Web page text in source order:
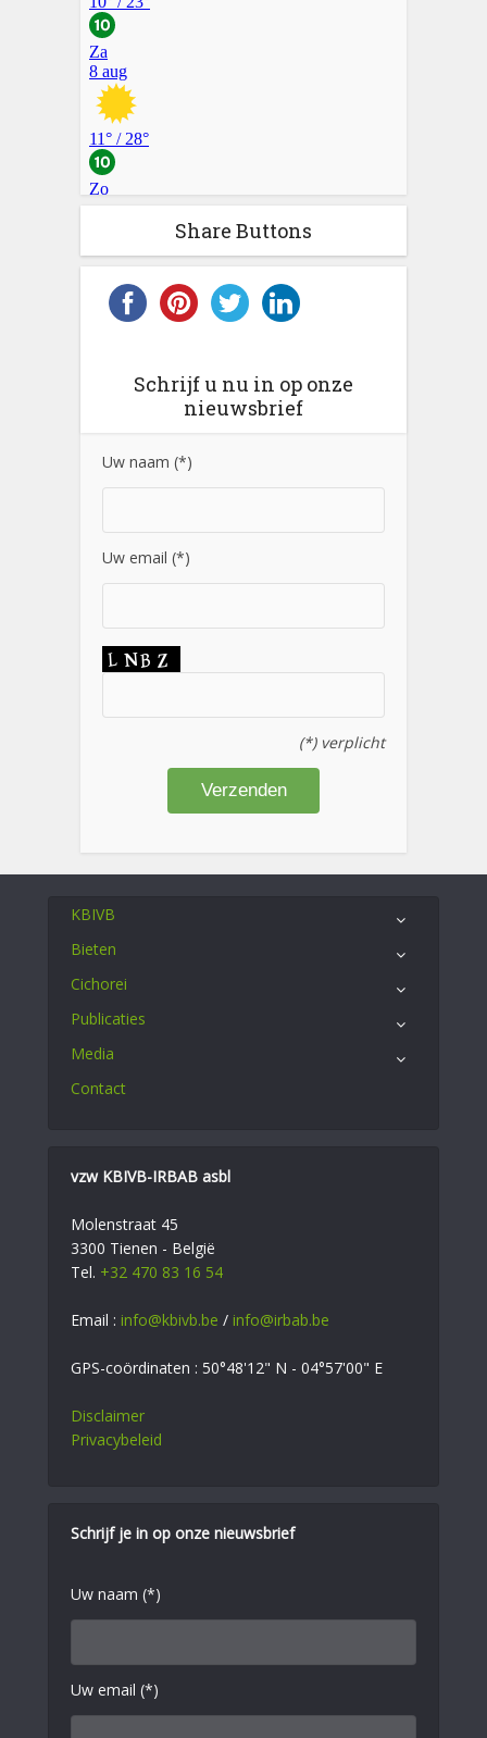
Share Buttons
Schrijf u nu in op onze
nieuwsbrief
Uw naam (*)
Uw email (*)
(*) verplicht
KBIVB
Bieten
Cichorei
Publicaties
Media
Contact
vzw KBIVB-IRBAB asbl
Molenstraat 45
3300 Tienen - België
Tel. +32 470 83 16 54
Email : info@kbivb.be / info@irbab.be
GPS-coördinaten : 50°48'12" N - 04°57'00" E
Disclaimer
Privacybeleid
Schrijf je in op onze nieuwsbrief
Uw naam (*)
Uw email (*)